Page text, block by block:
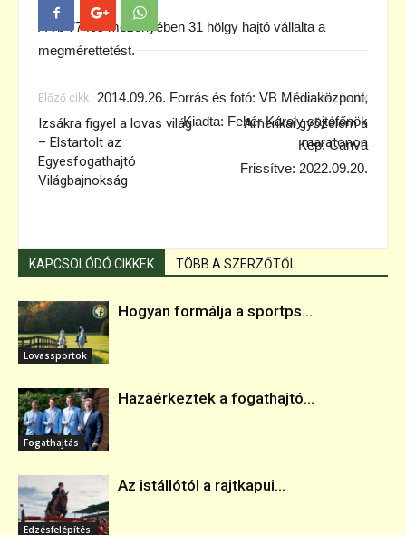
A vb 77 fős mezőnyében 31 hölgy hajtó vállalta a
megmérettetést.
2014.09.26. Forrás és fotó: VB Médiaközpont,
Kiadta: Fehér Károly sajtófőnök
Kép: Canva
Frissítve: 2022.09.20.
Előző cikk
Izsákra figyel a lovas világ
– Elstartolt az
Egyesfogathajtó
Világbajnokság
Következő cikk
Amerikai győzelem a
maratonon
KAPCSOLÓDÓ CIKKEK TÖBB A SZERZŐTŐL
Lovassportok
Hogyan formálja a sportps...
Fogathajtás
Hazaérkeztek a fogathajtó...
Edzésfelépítés
Az istállótól a rajtkapui...